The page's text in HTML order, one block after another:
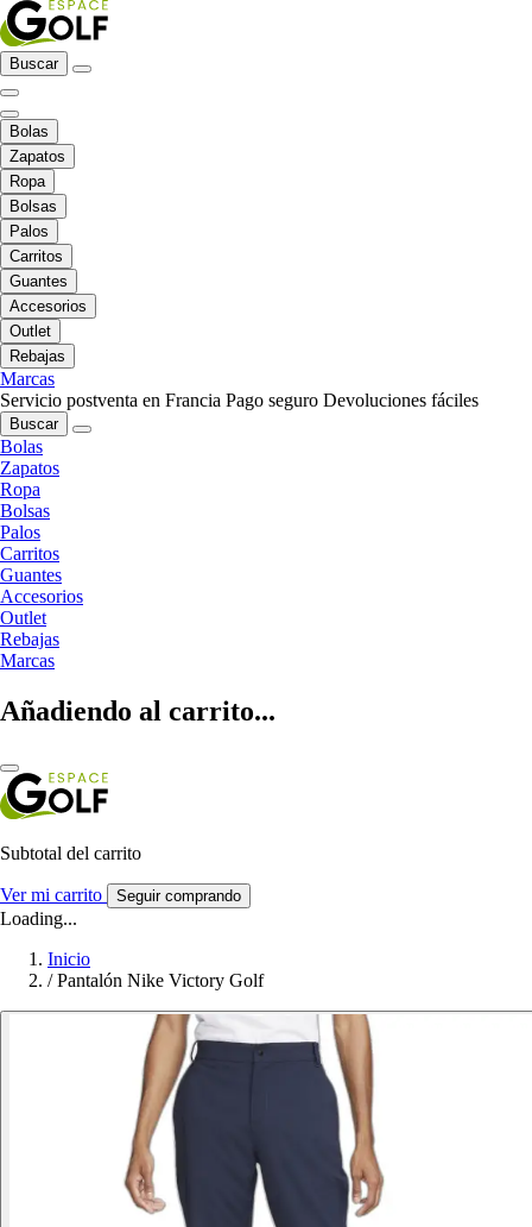
Buscar
Bolas
Zapatos
Ropa
Bolsas
Palos
Carritos
Guantes
Accesorios
Outlet
Rebajas
Marcas
Servicio postventa en Francia Pago seguro Devoluciones fáciles
Buscar
Bolas
Zapatos
Ropa
Bolsas
Palos
Carritos
Guantes
Accesorios
Outlet
Rebajas
Marcas
Añadiendo al carrito...
Subtotal del carrito
Ver mi carrito Seguir comprando
Loading...
Inicio
/ Pantalón Nike Victory Golf